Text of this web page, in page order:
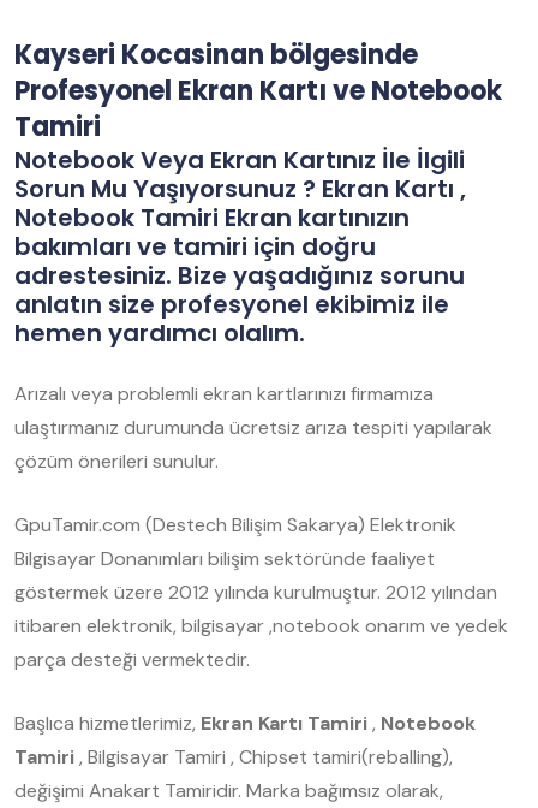
Kayseri Kocasinan bölgesinde
Profesyonel Ekran Kartı ve Notebook
Tamiri
Notebook Veya Ekran Kartınız İle İlgili
Sorun Mu Yaşıyorsunuz ? Ekran Kartı ,
Notebook Tamiri Ekran kartınızın
bakımları ve tamiri için doğru
adrestesiniz. Bize yaşadığınız sorunu
anlatın size profesyonel ekibimiz ile
hemen yardımcı olalım.
Arızalı veya problemli ekran kartlarınızı firmamıza
ulaştırmanız durumunda ücretsiz arıza tespiti yapılarak
çözüm önerileri sunulur.
GpuTamir.com (Destech Bilişim Sakarya) Elektronik
Bilgisayar Donanımları bilişim sektöründe faaliyet
göstermek üzere 2012 yılında kurulmuştur. 2012 yılından
itibaren elektronik, bilgisayar ,notebook onarım ve yedek
parça desteği vermektedir.
Başlıca hizmetlerimiz, Ekran Kartı Tamiri, Notebook
Tamiri, Bilgisayar Tamiri , Chipset tamiri(reballing),
değişimi Anakart Tamiridir. Marka bağımsız olarak,